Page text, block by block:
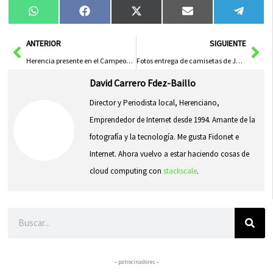
Compartir
en
WhatsAppCompartir
en
FacebookCompartir
en
X
(Twitter)
Compartir
en
Email
en
AntANTERIOR
Herencia presente en el Campeonato Regional de Natación
SIGUIENTE
Fotos entrega de camisetas de Jaimito Borromeo
David Carrero Fdez-Baillo
Director y Periodista local, Herenciano,
Emprendedor de Internet desde 1994. Amante de la
fotografía y la tecnología. Me gusta Fidonet e
Internet. Ahora vuelvo a estar haciendo cosas de
cloud computing con stackscale.
– patrocinadores –